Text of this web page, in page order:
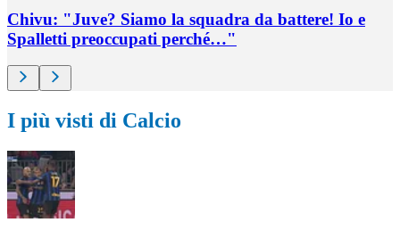
Chivu: "Juve? Siamo la squadra da battere! Io e
Spalletti preoccupati perché…"
I più visti di Calcio